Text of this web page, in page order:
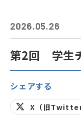
2026.05.26
第2回 学生
シェアする
X（旧Twitter